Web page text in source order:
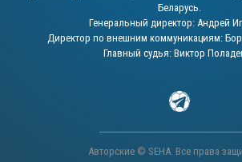
Беларусь.
Генеральный директор: Андрей
Директор по внешним коммуникациям:
Главный судья: Виктор
Авторские © SEHA. Все права